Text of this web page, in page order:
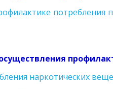
наркотических